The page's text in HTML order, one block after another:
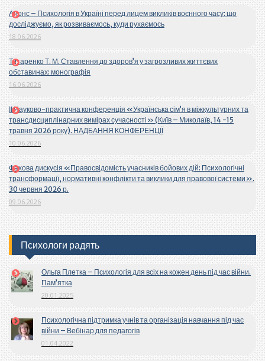
Анонс – Психологія в Україні перед лицем викликів воєнного часу: що
досліджуємо, як розвиваємось, куди рухаємось
18.06.2026
Титаренко Т. М. Ставлення до здоров’я у загрозливих життєвих
обставинах: монографія
16.06.2026
ІІ Науково-практична конференція «Українська сім’я в міжкультурних та
трансдисциплінарних вимірах сучасності» (Київ – Миколаїв, 14 -15
травня 2026 року). НАДБАННЯ КОНФЕРЕНЦІЇ
10.06.2026
Фахова дискусія «Правосвідомість учасників бойових дій: Психологічні
трансформації, нормативні конфлікти та виклики для правової системи».
30 червня 2026 р.
09.06.2026
Психологи радять
Ольга Плетка – Психологія для всіх на кожен день під час війни.
Пам’ятка
20.01.2025
Психологічна підтримка учнів та організація навчання під час
війни – Вебінар для педагогів
01.04.2022